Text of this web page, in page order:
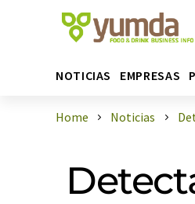
NOTICIAS EMPRESAS
Home Noticias